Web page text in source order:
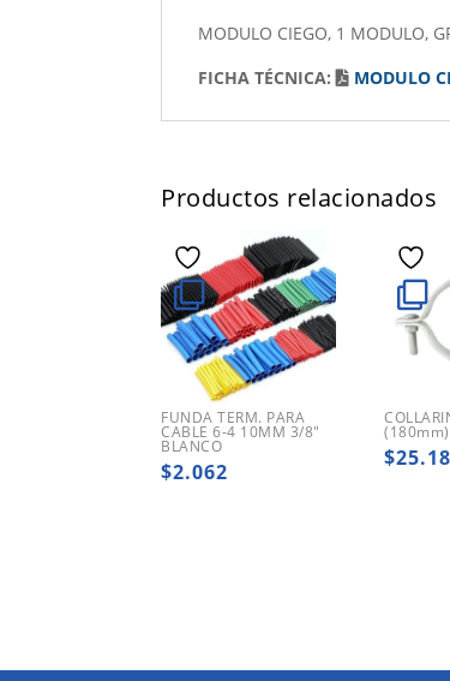
MODULO CIEGO, 1 MODULO,
FICHA TÉCNICA:
MODULO
Productos relacionados
FUNDA TERM. PARA
CABLE 6-4 10MM 3/8″
BLANCO
$2.062
(180mm)
$